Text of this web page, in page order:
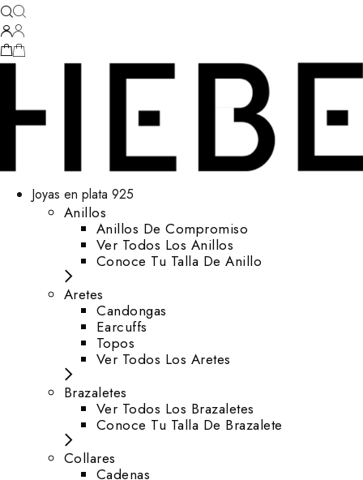
Joyas en plata 925
Anillos
Anillos De Compromiso
Ver Todos Los Anillos
Conoce Tu Talla De Anillo
Aretes
⁠Candongas
Earcuffs
Topos
Ver Todos Los Aretes
Brazaletes
Ver Todos Los Brazaletes
Conoce Tu Talla De Brazalete
Collares
Cadenas